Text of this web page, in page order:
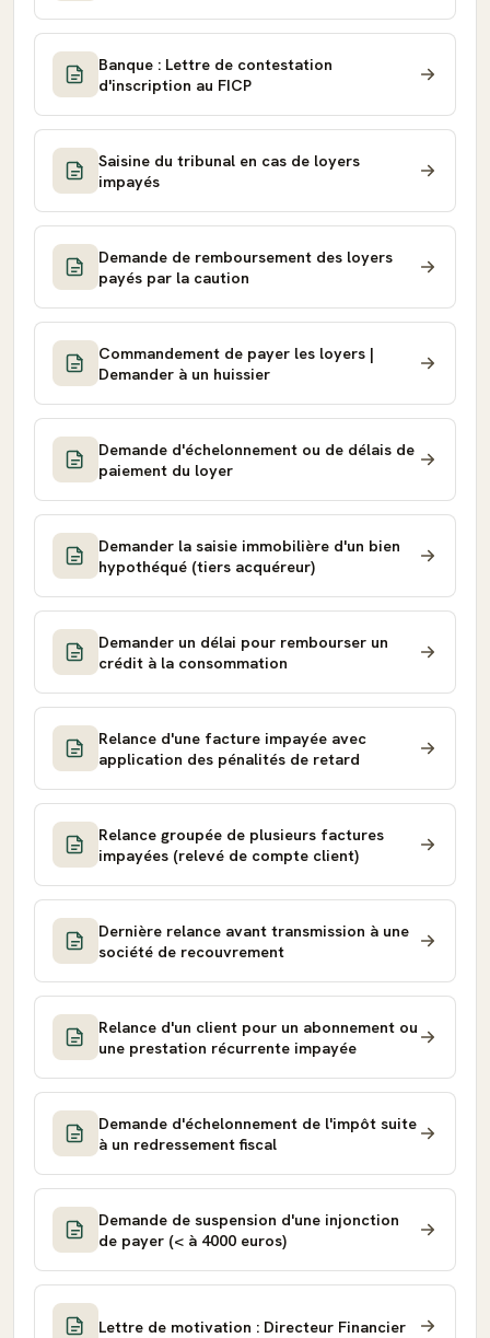
Banque : Lettre de contestation
d'inscription au FICP
Saisine du tribunal en cas de loyers
impayés
Demande de remboursement des loyers
payés par la caution
Commandement de payer les loyers |
Demander à un huissier
Demande d'échelonnement ou de délais de
paiement du loyer
Demander la saisie immobilière d'un bien
hypothéqué (tiers acquéreur)
Demander un délai pour rembourser un
crédit à la consommation
Relance d'une facture impayée avec
application des pénalités de retard
Relance groupée de plusieurs factures
impayées (relevé de compte client)
Dernière relance avant transmission à une
société de recouvrement
Relance d'un client pour un abonnement ou
une prestation récurrente impayée
Demande d'échelonnement de l'impôt suite
à un redressement fiscal
Demande de suspension d'une injonction
de payer (< à 4000 euros)
Lettre de motivation : Directeur Financier